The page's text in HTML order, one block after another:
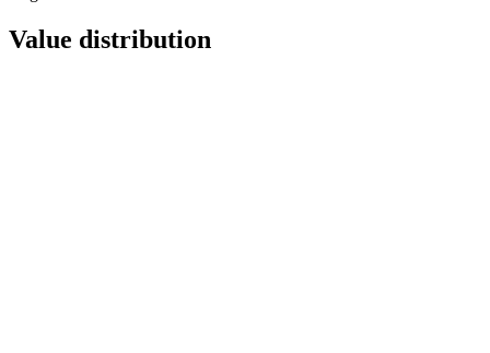
Value distribution